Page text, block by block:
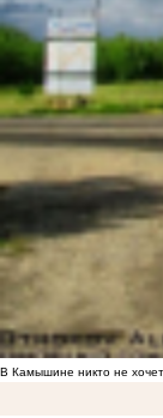
В Камышине никто не